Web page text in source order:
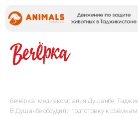
Вечёрка: медиакомпания Душанбе,
В Душанбе обсудили подготовку к